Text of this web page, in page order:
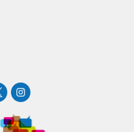
I
n
s
t
a